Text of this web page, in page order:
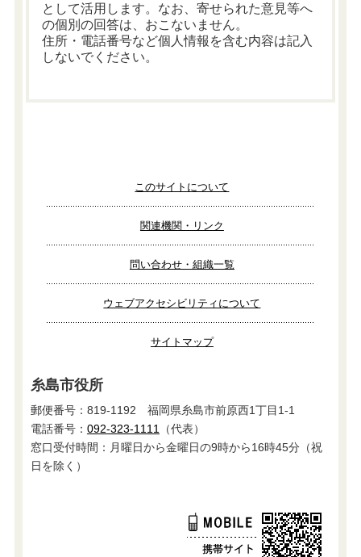
として活用します。なお、寄せられた意見等へ
の個別の回答は、おこないません。
住所・電話番号など個人情報を含む内容は記入
しないでください。
このサイトについて
関連機関・リンク
問い合わせ・組織一覧
ウェブアクセシビリティについて
サイトマップ
糸島市役所
郵便番号：819-1192 福岡県糸島市前原西1丁目1-1
電話番号： 092-323-1111
（代表）
窓口受付時間：月曜日から金曜日の9時から16時45分（祝
日を除く）